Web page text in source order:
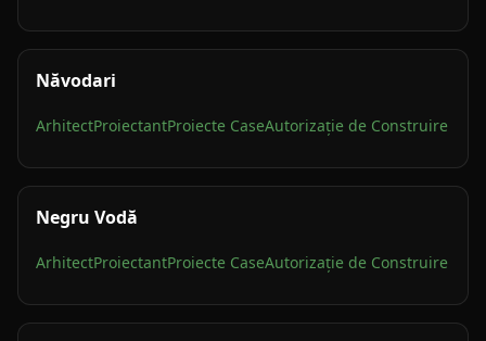
Năvodari
ArhitectProiectantProiecte CaseAutorizație de Construire
Negru Vodă
ArhitectProiectantProiecte CaseAutorizație de Construire